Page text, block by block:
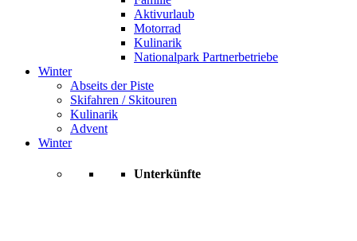
Aktivurlaub
Motorrad
Kulinarik
Nationalpark Partnerbetriebe
Winter
Abseits der Piste
Skifahren / Skitouren
Kulinarik
Advent
Winter
Unterkünfte